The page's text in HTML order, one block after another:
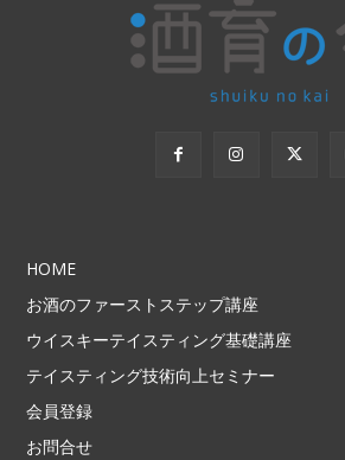
HOME
お酒のファーストステップ講座
ウイスキーテイスティング基礎講座
テイスティング技術向上セミナー
会員登録
お問合せ